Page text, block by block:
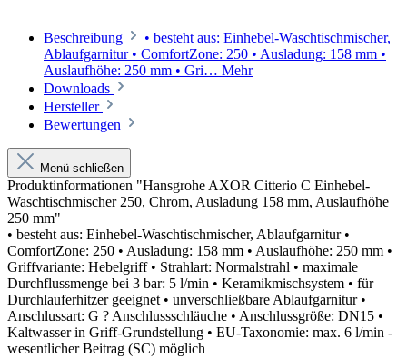
Beschreibung
• besteht aus: Einhebel-Waschtischmischer,
Ablaufgarnitur • ComfortZone: 250 • Ausladung: 158 mm •
Auslaufhöhe: 250 mm • Gri… Mehr
Downloads
Hersteller
Bewertungen
Menü schließen
Produktinformationen "Hansgrohe AXOR Citterio C Einhebel-
Waschtischmischer 250, Chrom, Ausladung 158 mm, Auslaufhöhe
250 mm"
• besteht aus: Einhebel-Waschtischmischer, Ablaufgarnitur •
ComfortZone: 250 • Ausladung: 158 mm • Auslaufhöhe: 250 mm •
Griffvariante: Hebelgriff • Strahlart: Normalstrahl • maximale
Durchflussmenge bei 3 bar: 5 l/min • Keramikmischsystem • für
Durchlauferhitzer geeignet • unverschließbare Ablaufgarnitur •
Anschlussart: G ? Anschlussschläuche • Anschlussgröße: DN15 •
Kaltwasser in Griff-Grundstellung • EU-Taxonomie: max. 6 l/min -
wesentlicher Beitrag (SC) möglich